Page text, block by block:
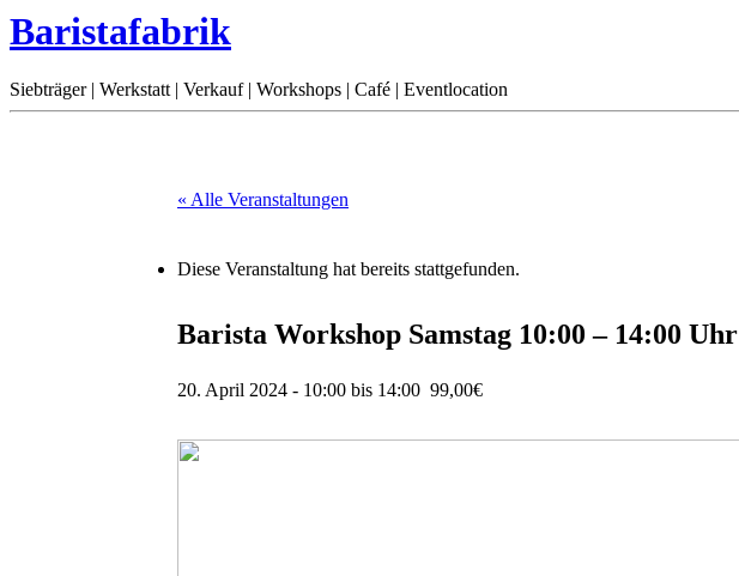
Baristafabrik
Siebträger | Werkstatt | Verkauf | Workshops | Café | Eventlocation
« Alle Veranstaltungen
Diese Veranstaltung hat bereits stattgefunden.
Barista Workshop Samstag 10:00 – 14:00 Uhr
20. April 2024 - 10:00 bis 14:00 99,00€